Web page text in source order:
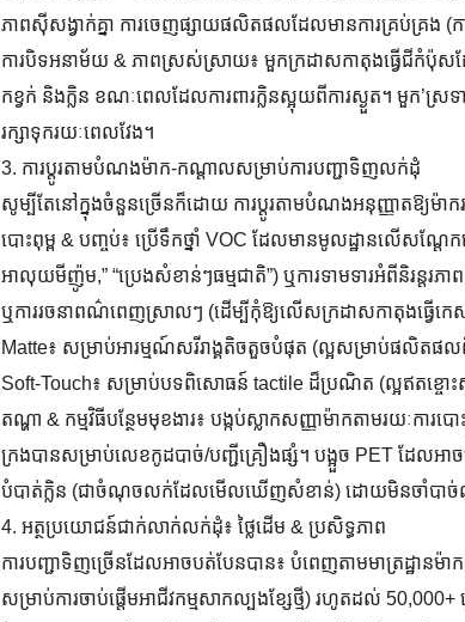
ភាពស៊ីសង្វាក់គ្នា ការចេញផ្សាយផលិតផលដែលមានការគ្រប់គ្រ
ការបិទអនាម័យ & ភាពស្រស់ស្រាយ៖ មួកក្រដាសកាតុងធ្វើជីកំប៉ុ
កខ្វក់ និងក្លិន ខណៈពេលដែលការពារក្លិនស្អុយពីការស្ងួត។ មួក’ស្រទា
រក្សាទុករយៈពេលវែង។
3. ការប្ដូរតាមបំណងម៉ាក-កណ្តាលសម្រាប់ការបញ្ជាទិញលក់ដុំ
សូម្បីតែនៅក្នុងចំនួនច្រើនក៏ដោយ ការប្ដូរតាមបំណងអនុញ្ញាតឱ្យ
បោះពុម្ព & បញ្ចប់៖ ប្រើទឹកថ្នាំ VOC ដែលមានមូលដ្ឋានលើសណ្តែក
អាលុយមីញ៉ូម,” “ប្រេងសំខាន់ៗធម្មជាតិ”) ឬការទាមទារអំពីនិរន្
ឬការរចនាពណ៌ពេញស្រាលៗ (ដើម្បីកុំឱ្យលើសក្រដាសកាតុងធ្វើកេស។
Matte៖ សម្រាប់​អារម្មណ៍​សរីរាង្គ​តិចតួច​បំផុត (ល្អ​សម្រាប់​ផលិតផ
Soft-Touch៖ សម្រាប់បទពិសោធន៍ tactile ដ៏ប្រណិត (ល្អឥតខ្ចោះស
តណ្ហា & កម្មវិធីបន្ថែមមុខងារ៖ បង្កប់ស្លាកសញ្ញាម៉ាកតាមរយៈក
ក្រងបានសម្រាប់លេខកូដបាច់/បញ្ជីគ្រឿងផ្សំ។ បង្អួច PET ដែល
បំបាត់ក្លិន (ជាចំណុចលក់ដែលមើលឃើញសំខាន់) ដោយមិនចាំបាច់ល
4. អត្ថប្រយោជន៍ជាក់លាក់លក់ដុំ៖ ថ្លៃដើម & ប្រសិទ្ធភាព
ការបញ្ជាទិញច្រើនដែលអាចបត់បែនបាន៖ បំពេញតាមមាត្រដ្ឋាន
សម្រាប់ការចាប់ផ្តើមអាជីវកម្មសាកល្បងខ្សែថ្មី) រហូតដល់